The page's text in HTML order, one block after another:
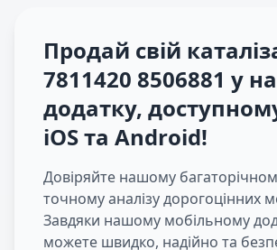
Продай свій
7811420 8506881 у
додатку,
iOS та Android!
Довіряйте нашому
точному аналізу дорогоцінних
Завдяки нашому мобільному
можете швидко, надійно та